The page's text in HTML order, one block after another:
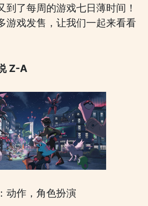
到了每周的游戏七日薄时间！
游戏发售，让我们一起来看看
Z-A
动作，角色扮演